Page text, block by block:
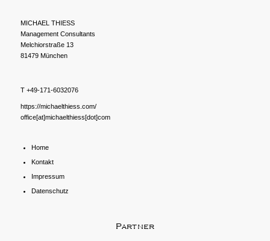
MICHAEL THIESS
Management Consultants
Melchiorstraße 13
81479 München
T +49-171-6032076
https://michaelthiess.com/
office[at]michaelthiess[dot]com
Home
Kontakt
Impressum
Datenschutz
Partner